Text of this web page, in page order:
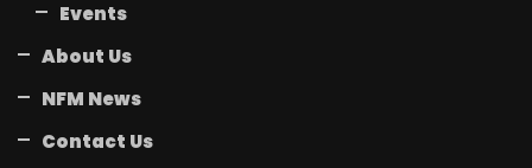
Events
About Us
NFM News
Contact Us